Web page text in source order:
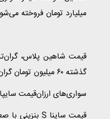
میلیارد تومان فروخته
گذشته ۶۰ میلیون تومان گران شده است.
سواری‌های ارزان‌قیمت